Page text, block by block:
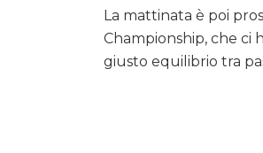
La mattinata è poi
Championship, che ci
giusto equilibrio tra